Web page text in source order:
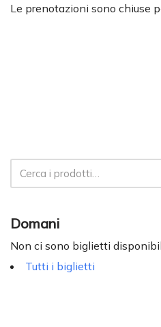
Le prenotazioni sono chiuse
Domani
Non ci sono biglietti
Tutti i biglietti